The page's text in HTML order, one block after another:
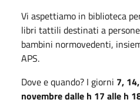
Vi aspettiamo in biblioteca
libri tattili destinati a
bambini normovedenti,
APS.
Dove e quando? I giorni 7,
novembre dalle h 17 alle h